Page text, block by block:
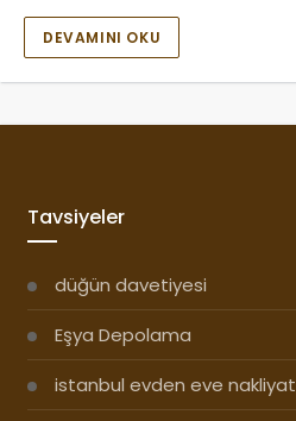
DEVAMINI OKU
Tavsiyeler
düğün davetiyesi
Eşya Depolama
istanbul evden eve nakliyat